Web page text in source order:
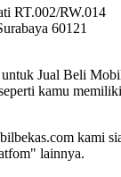
RT.002/RW.014
60121
untuk Jual Beli
kamu memiliki
kami
lainnya.